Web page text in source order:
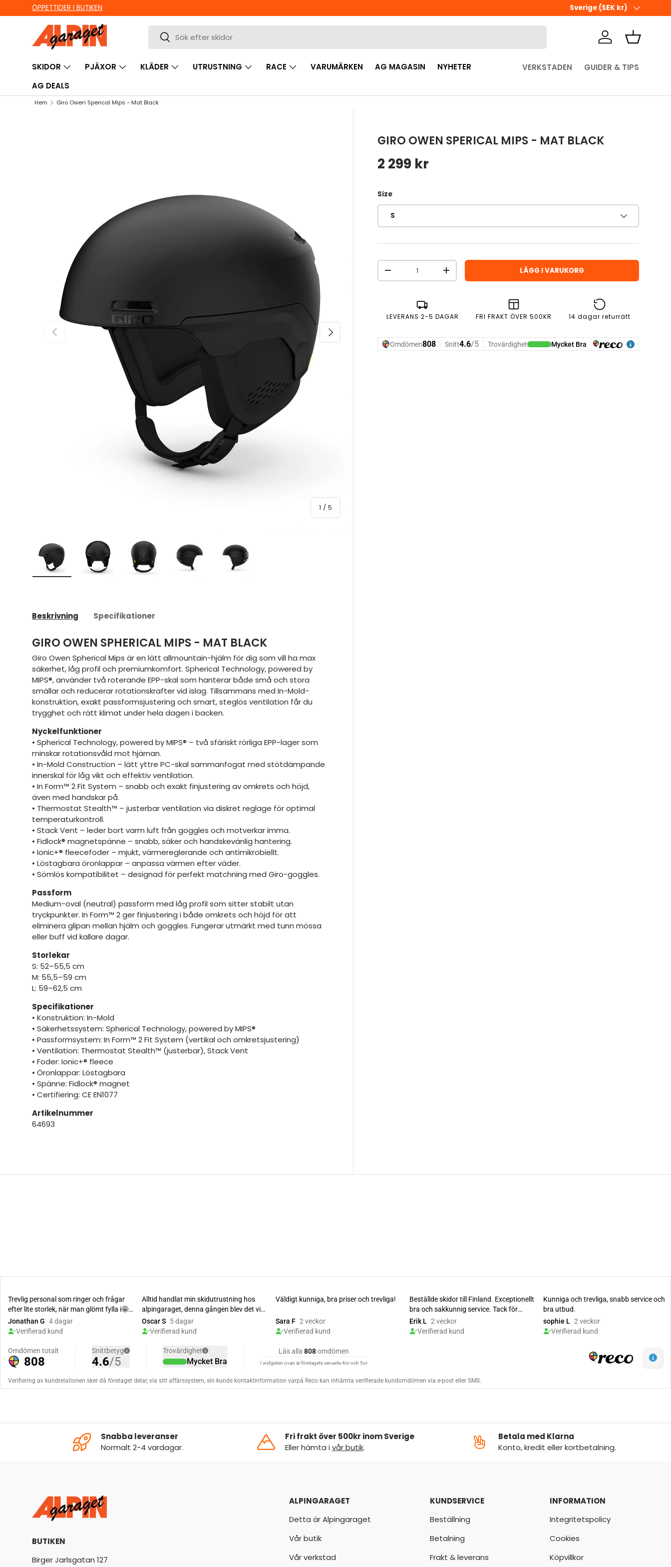
HOPPA TILL INNEHÅLL
ÖPPETTIDER I BUTIKEN Ute i sista minuten? Välj
Land/Region
Sverige (SEK kr)
Sök
Sök Logga inKorg
SKIDOR PJÄXOR KLÄDER UTRUSTNING RACE VARUMÄRKEN AG MAGASIN
NYHETER
AG DEALS
VERKSTADEN GUIDER & TIPS
Hem Giro Owen Sperical Mips - Mat Black
FÖREGÅENDE
1 /av
5
NÄSTA
GIRO OWEN SPERICAL MIPS - MAT BLACK
Ordinarie pris
2 299 kr
Size
S
Antal
MINSKA ANTAL
ÖKA ANTAL LÄGG I VARUKORG
LEVERANS 2-5 DAGAR FRI FRAKT ÖVER 500KR 14 dagar returrätt
Beskrivning Specifikationer
GIRO OWEN SPHERICAL MIPS - MAT BLACK
Giro Owen Spherical Mips är en lätt allmountain-hjälm för dig som vill ha max
säkerhet, låg profil och premiumkomfort. Spherical Technology, powered by
MIPS®, använder två roterande EPP-skal som hanterar både små och stora
smällar och reducerar rotationskrafter vid islag. Tillsammans med In-Mold-
konstruktion, exakt passformsjustering och smart, steglös ventilation får du
trygghet och rätt klimat under hela dagen i backen.
Nyckelfunktioner
• Spherical Technology, powered by MIPS® – två sfäriskt rörliga EPP-lager som
minskar rotationsvåld mot hjärnan.
• In-Mold Construction – lätt yttre PC-skal sammanfogat med stötdämpande
innerskal för låg vikt och effektiv ventilation.
• In Form™ 2 Fit System – snabb och exakt finjustering av omkrets och höjd,
även med handskar på.
• Thermostat Stealth™ – justerbar ventilation via diskret reglage för optimal
temperaturkontroll.
• Stack Vent – leder bort varm luft från goggles och motverkar imma.
• Fidlock® magnetspänne – snabb, säker och handskevänlig hantering.
• Ionic+® fleecefoder – mjukt, värmereglerande och antimikrobiellt.
• Löstagbara öronlappar – anpassa värmen efter väder.
• Sömlös kompatibilitet – designad för perfekt matchning med Giro-goggles.
Passform
Medium-oval (neutral) passform med låg profil som sitter stabilt utan
tryckpunkter. In Form™ 2 ger finjustering i både omkrets och höjd för att
eliminera glipan mellan hjälm och goggles. Fungerar utmärkt med tunn mössa
eller buff vid kallare dagar.
Storlekar
S: 52–55,5 cm
M: 55,5–59 cm
L: 59–62,5 cm
Specifikationer
• Konstruktion: In-Mold
• Säkerhetssystem: Spherical Technology, powered by MIPS®
• Passformsystem: In Form™ 2 Fit System (vertikal och omkretsjustering)
• Ventilation: Thermostat Stealth™ (justerbar), Stack Vent
• Foder: Ionic+® fleece
• Öronlappar: Löstagbara
• Spänne: Fidlock® magnet
• Certifiering: CE EN1077
Artikelnummer
64693
Snabba leveranser
Normalt 2-4 vardagar.
Fri frakt över 500kr inom Sverige
Eller hämta ivår butik.
Betala med Klarna
Konto, kredit eller kortbetalning.
BUTIKEN
Birger Jarlsgatan 127
ALPINGARAGET
Detta är Alpingaraget
Vår butik
Vår verkstad
KUNDSERVICE
Beställning
Betalning
Frakt & leverans
INFORMATION
Integritetspolicy
Cookies
Köpvillkor